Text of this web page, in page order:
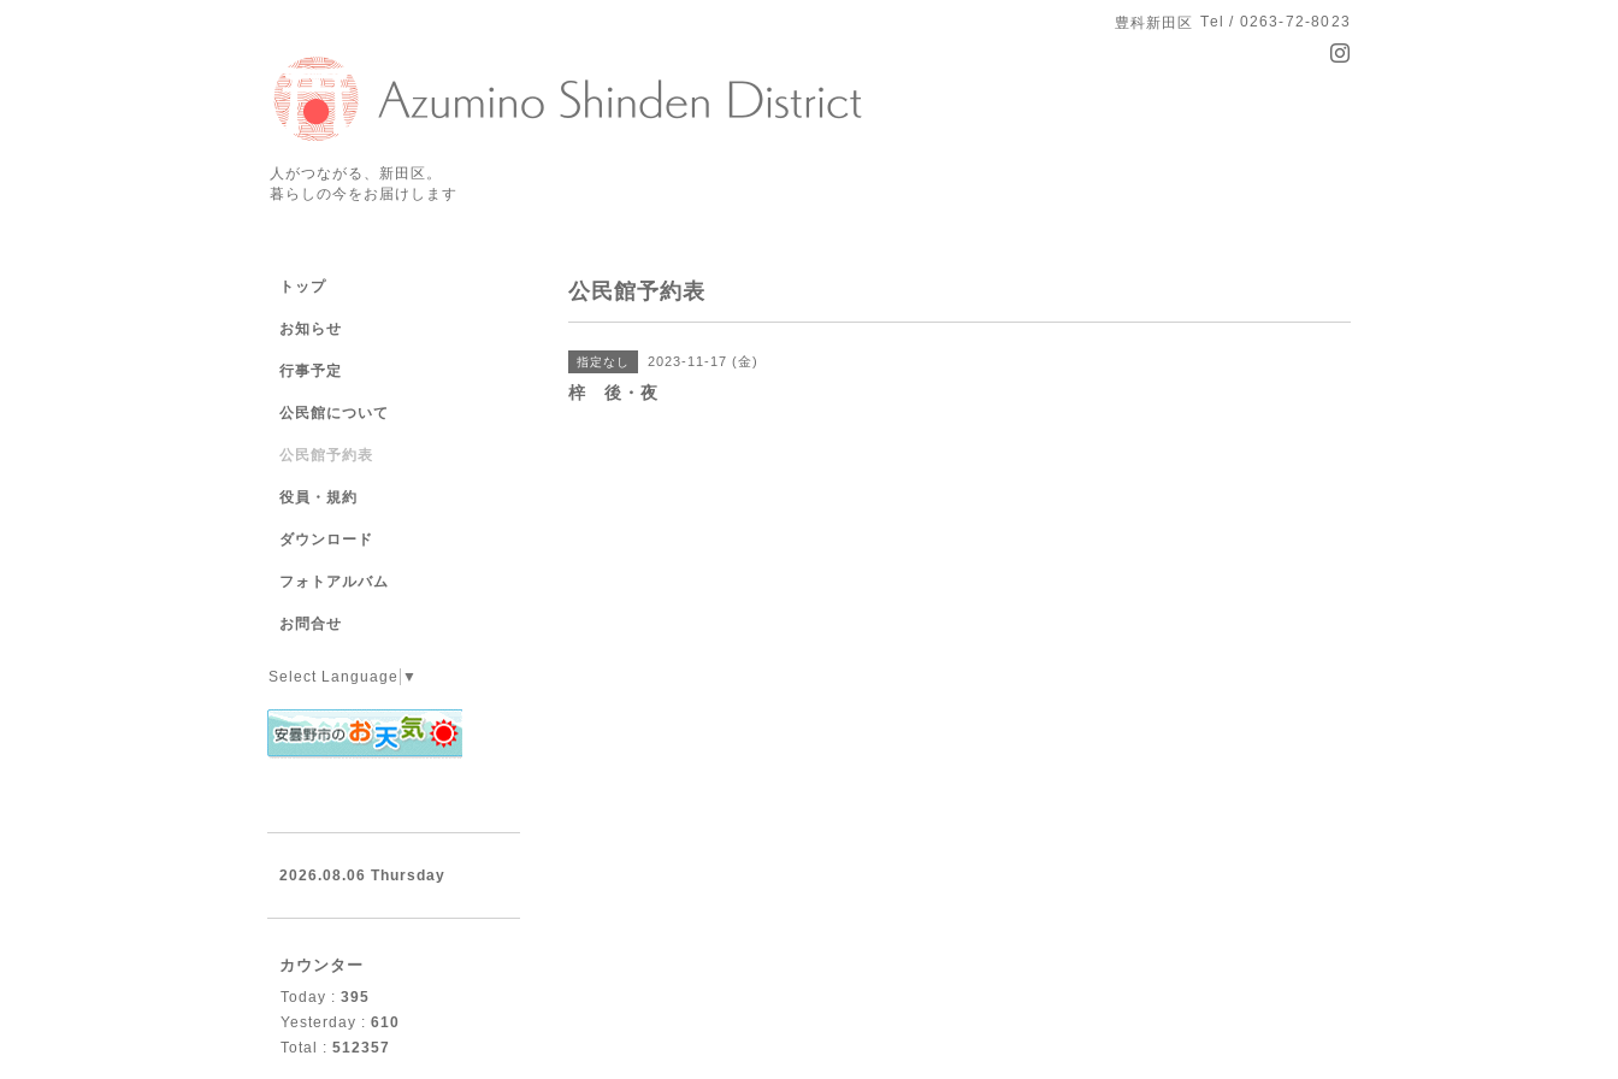
豊科新田区 Tel / 0263-72-8023
人がつながる、新田区。
暮らしの今をお届けします
公民館予約表
指定なし 2023-11-17 (金)
梓 後・夜
トップ
お知らせ
行事予定
公民館について
公民館予約表
役員・規約
ダウンロード
フォトアルバム
お問合せ
Select Language ▼
2026.08.06 Thursday
カウンター
Today : 395
Yesterday : 610
Total : 512357